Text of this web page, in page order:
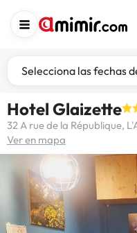
Selecciona las fechas
Hotel Glaizette
32 A rue de la République,
Ver en mapa